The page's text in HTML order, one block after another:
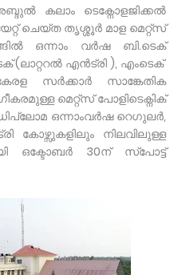
കലാം ടെക്നോളജിക്കൽ
ചെയ്ത തൃശ്ശൂർ മാള മെറ്റ്സ്
ഒന്നാം വർഷ ബി.ടെക്
(ലാറ്ററൽ എൻട്രി ), എംടെക്
സർക്കാർ സാങ്കേതിക
മെറ്റ്സ് പോളിടെക്നിക്
ഒന്നാംവർഷ റെഗുലർ,
കോഴ്സുകളിലും നിലവിലുള്ള
ഒക്ടോബർ 30ന് സ്പോട്ട്